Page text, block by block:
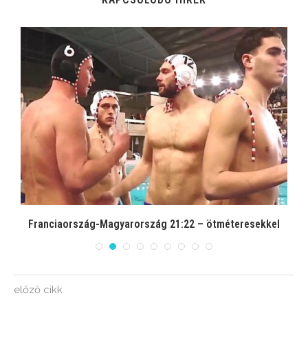
Franciaország-Magyarország 21:22 – ötméteresekkel
előző cikk